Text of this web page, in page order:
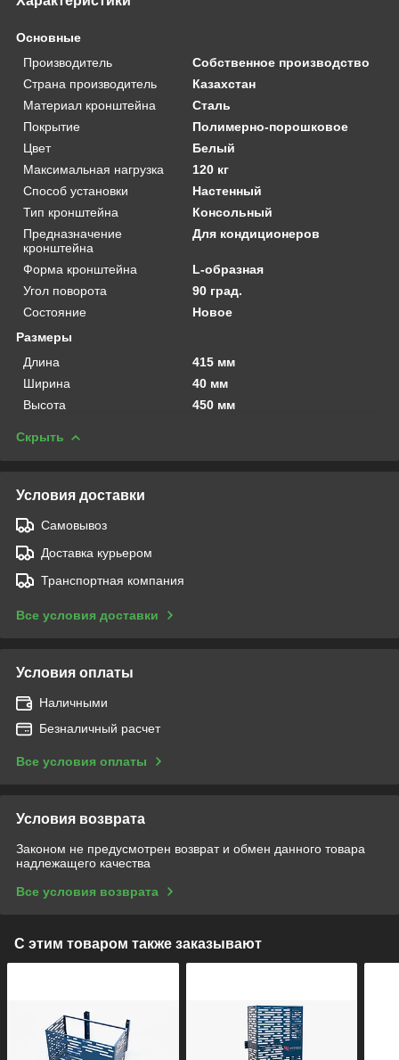
Основные
Производитель
Собственное производство
Страна производитель
Казахстан
Материал кронштейна
Сталь
Покрытие
Полимерно-порошковое
Цвет
Белый
Максимальная нагрузка
120 кг
Способ установки
Настенный
Тип кронштейна
Консольный
Предназначение
кронштейна
Для кондиционеров
Форма кронштейна
L-образная
Угол поворота
90 град.
Состояние
Новое
Размеры
Длина
415 мм
Ширина
40 мм
Высота
450 мм
Скрыть
Условия доставки
Самовывоз
Доставка курьером
Транспортная компания
Все условия доставки
Условия оплаты
Наличными
Безналичный расчет
Все условия оплаты
Условия возврата
Законом не предусмотрен возврат и обмен данного товара
надлежащего качества
Все условия возврата
С этим товаром также заказывают